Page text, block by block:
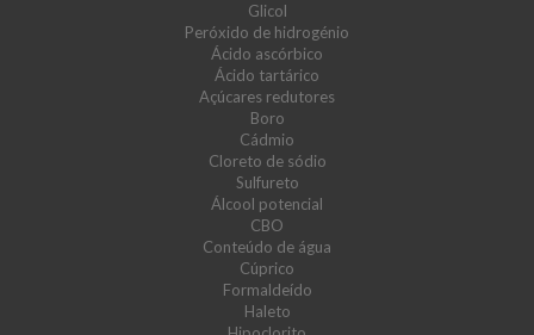
Glicol
Peróxido de hidrogénio
Ácido ascórbico
Ácido tartárico
Açúcares redutores
Boro
Cádmio
Cloreto de sódio
Sulfureto
Álcool potencial
CBO
Conteúdo de água
Cúprico
Formaldeído
Haleto